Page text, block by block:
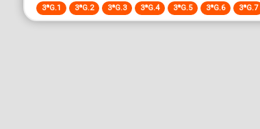
3ªG.1 3ªG.2 3ªG.3 3ªG.4 3ªG.5 3ªG.6 3ªG.7